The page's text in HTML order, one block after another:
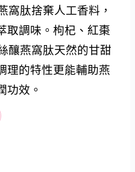
窩肽捨棄人工香料，
取調味。枸杞、紅棗
釀燕窩肽天然的甘甜
理的特性更能輔助燕
功效。